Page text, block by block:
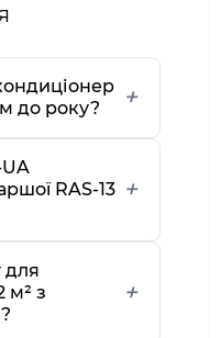
до року?
RAS-13
для
м² з